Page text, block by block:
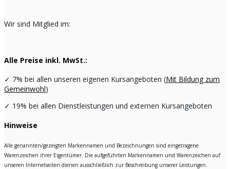
Wir sind Mitglied im:
Alle Preise inkl. MwSt.:
✓ 7% bei allen unseren eigenen Kursangeboten (Mit Bildung zum
Gemeinwohl)
✓ 19% bei allen Dienstleistungen und externen Kursangeboten
Hinweise
Alle genannten/gezeigten Markennamen und Bezeichnungen sind eingetragene
Warenzeichen ihrer Eigentümer. Die aufgeführten Markennamen und Warenzeichen auf
unseren Internetseiten dienen ausschließlich zur Beschreibung unserer Leistungen.